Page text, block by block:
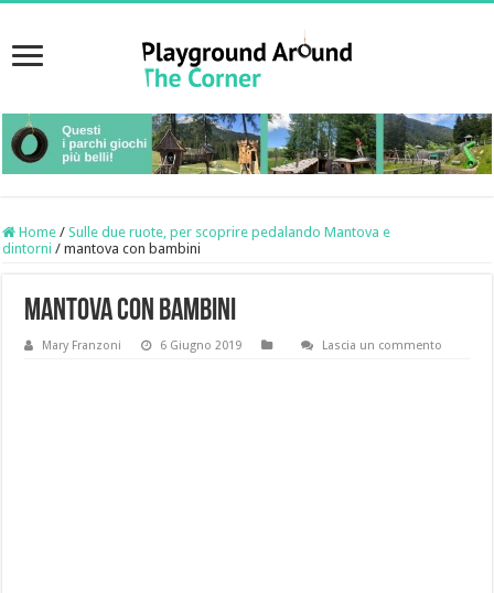
Home / Sulle due ruote, per scoprire pedalando Mantova e
dintorni / mantova con bambini
mantova con bambini
Mary Franzoni 6 Giugno 2019 Lascia un commento